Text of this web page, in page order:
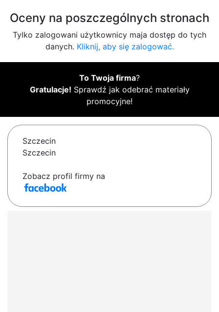
Oceny na poszczególnych stronach
Tylko zalogowani użytkownicy maja dostęp do tych
danych. Kliknij, aby się zalogować.
To Twoja firma?
Gratulacje! Sprawdź jak odebrać materiały
promocyjne!
Szczecin
Szczecin
Zobacz profil firmy na